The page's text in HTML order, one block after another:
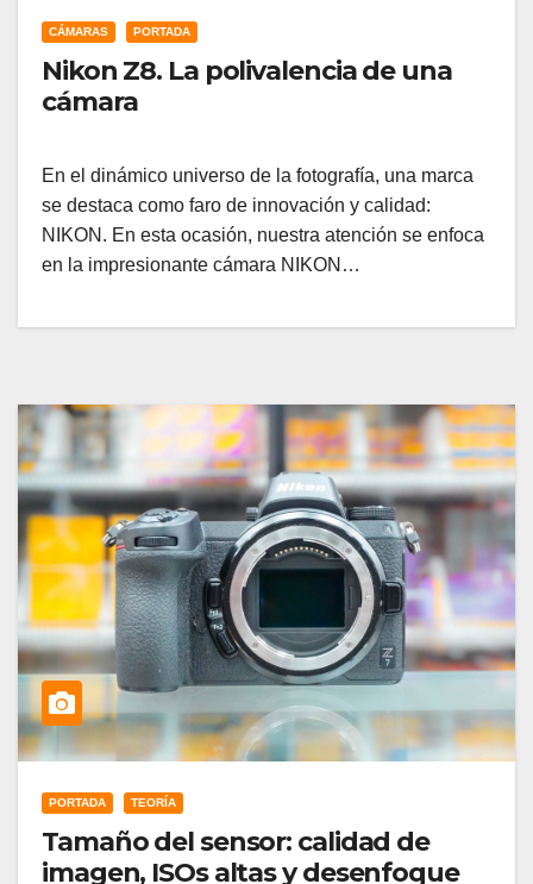
CÁMARAS PORTADA
Nikon Z8. La polivalencia de una
cámara
En el dinámico universo de la fotografía, una marca
se destaca como faro de innovación y calidad:
NIKON. En esta ocasión, nuestra atención se enfoca
en la impresionante cámara NIKON…
PORTADA TEORÍA
Tamaño del sensor: calidad de
imagen, ISOs altas y desenfoque